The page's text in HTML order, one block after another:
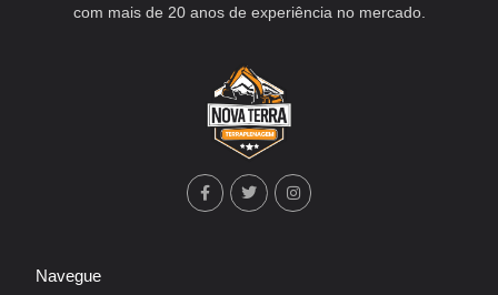
com mais de 20 anos de experiência no mercado.
Navegue